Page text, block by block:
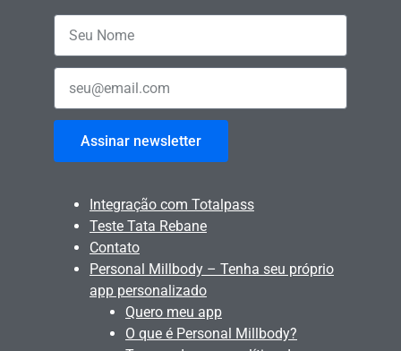
Assinar newsletter
Integração com Totalpass
Teste Tata Rebane
Contato
Personal Millbody – Tenha seu próprio
app personalizado
Quero meu app
O que é Personal Millbody?